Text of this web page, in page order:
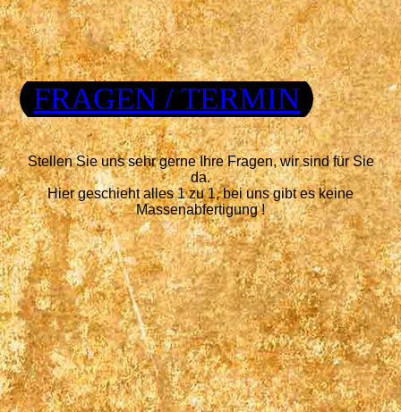
FRAGEN / TERMIN
Stellen Sie uns sehr gerne Ihre Fragen, wir sind für Sie
da.
Hier geschieht alles 1 zu 1, bei uns gibt es keine
Massenabfertigung !